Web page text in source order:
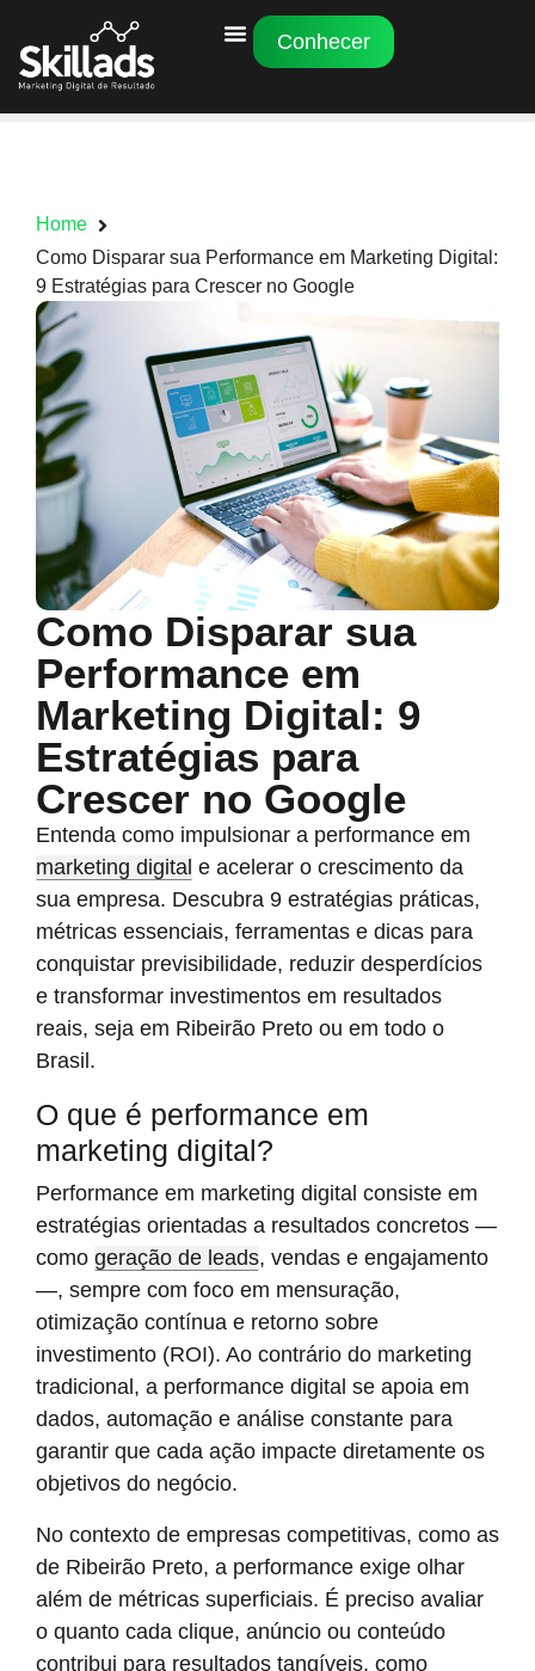
Conhecer
Home
Como Disparar sua Performance em Marketing Digital:
9 Estratégias para Crescer no Google
Como Disparar sua
Performance em
Marketing Digital: 9
Estratégias para
Crescer no Google
Entenda como impulsionar a performance em
marketing digital e acelerar o crescimento da
sua empresa. Descubra 9 estratégias práticas,
métricas essenciais, ferramentas e dicas para
conquistar previsibilidade, reduzir desperdícios
e transformar investimentos em resultados
reais, seja em Ribeirão Preto ou em todo o
Brasil.
O que é performance em
marketing digital?
Performance em marketing digital consiste em
estratégias orientadas a resultados concretos —
como geração de leads, vendas e engajamento
—, sempre com foco em mensuração,
otimização contínua e retorno sobre
investimento (ROI). Ao contrário do marketing
tradicional, a performance digital se apoia em
dados, automação e análise constante para
garantir que cada ação impacte diretamente os
objetivos do negócio.
No contexto de empresas competitivas, como as
de Ribeirão Preto, a performance exige olhar
além de métricas superficiais. É preciso avaliar
o quanto cada clique, anúncio ou conteúdo
contribui para resultados tangíveis, como